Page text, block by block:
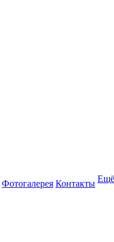
Фотогалерея Контакты Ещё